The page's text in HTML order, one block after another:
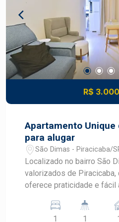
desenvolvimento do
Piracicaba. Agende sua
R$
Apartamento
para alugar
São Dimas - Piracicaba/
Localizado no bairro São
valorizados de Piracicaba,
oferece praticidade e fácil
serviços. Este apartamento mobiliado é ideal
1 1